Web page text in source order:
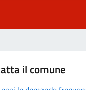
il comune